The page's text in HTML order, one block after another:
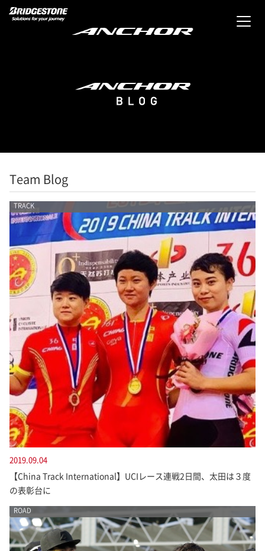
Team Blog
TRACK
2019.09.04
【China Track International】UCIレース連戦2日間、太田は３度
の表彰台に
ROAD